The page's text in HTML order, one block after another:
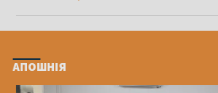
АПОШНІЯ